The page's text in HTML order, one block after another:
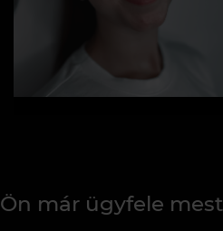
Ön már ügyfele